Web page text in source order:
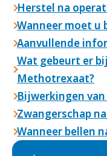
Herstel na
Wanneer moet u
Aanvullende
Wat gebeurt er
Methotrexaat?
Bijwerkingen
Zwangerschap
Wanneer bellen